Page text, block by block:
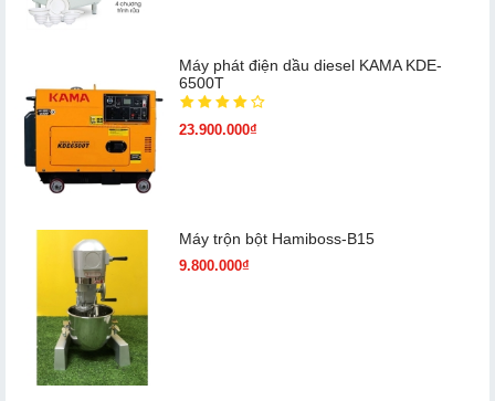
Máy phát điện dầu diesel KAMA KDE-
6500T
23.900.000₫
Máy trộn bột Hamiboss-B15
9.800.000₫